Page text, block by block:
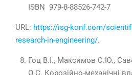
ISBN 979-8-88526-742-7
URL: https://isg-konf.com/
research-in-engineering/.
Гоц В.І., Максимов С.Ю.,
О.С. Корозійно-механічні